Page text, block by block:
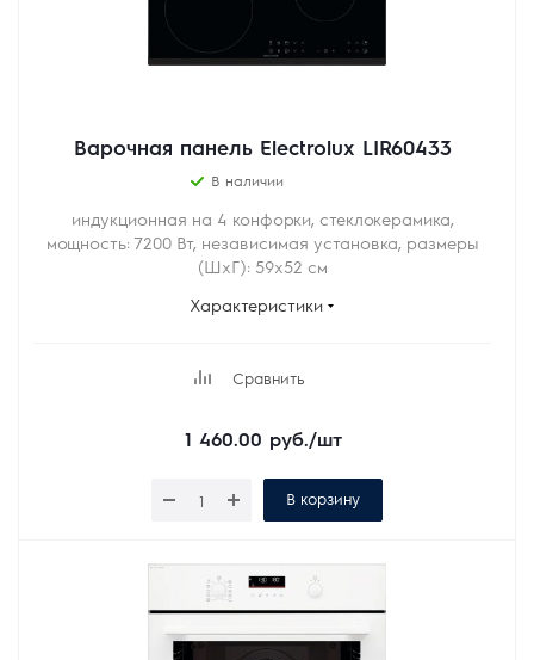
Варочная панель Electrolux LIR60433
В наличии
индукционная на 4 конфорки, cтеклокерамика,
мощность: 7200 Вт, независимая установка, размеры
(ШхГ): 59x52 см
Характеристики
Сравнить
1 460.00 руб./шт
В корзину